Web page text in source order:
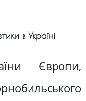
в Україні
Європи,